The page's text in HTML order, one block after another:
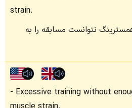
strain.
نتوانست مسابقه را به
Excessive training without